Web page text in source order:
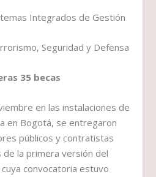
Integrados de Gestión
Seguridad y Defensa
35 becas
en las instalaciones de
en Bogotá, se entregaron
públicos y contratistas
la primera versión del
convocatoria estuvo